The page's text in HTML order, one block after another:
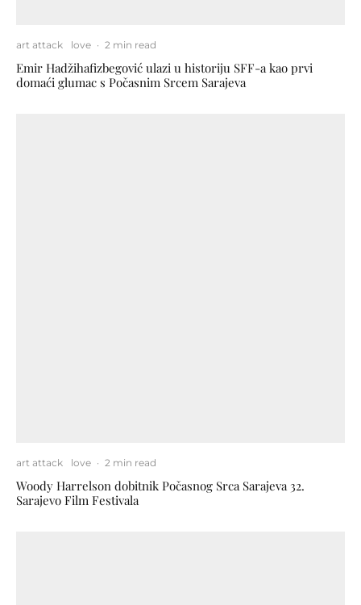
art attack love · 2 min read
Emir Hadžihafizbegović ulazi u historiju SFF-a kao prvi
domaći glumac s Počasnim Srcem Sarajeva
art attack love · 2 min read
Woody Harrelson dobitnik Počasnog Srca Sarajeva 32.
Sarajevo Film Festivala